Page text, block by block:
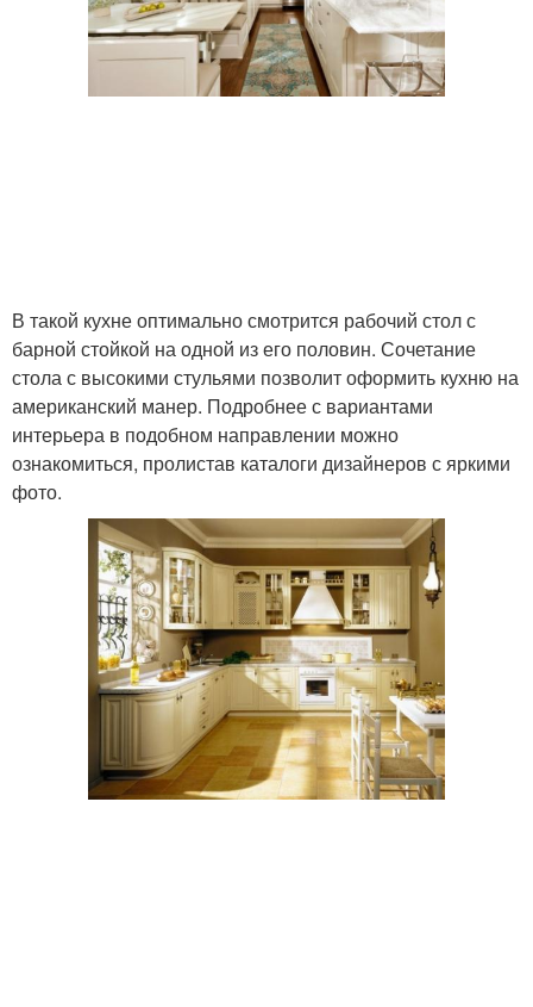
В такой кухне оптимально смотрится рабочий стол с
барной стойкой на одной из его половин. Сочетание
стола с высокими стульями позволит оформить кухню на
американский манер. Подробнее с вариантами
интерьера в подобном направлении можно
ознакомиться, пролистав каталоги дизайнеров с яркими
фото.